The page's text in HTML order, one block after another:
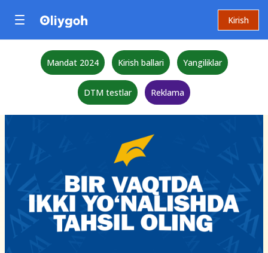
Kirish
Mandat 2024 Kirish ballari Yangiliklar
DTM testlar Reklama